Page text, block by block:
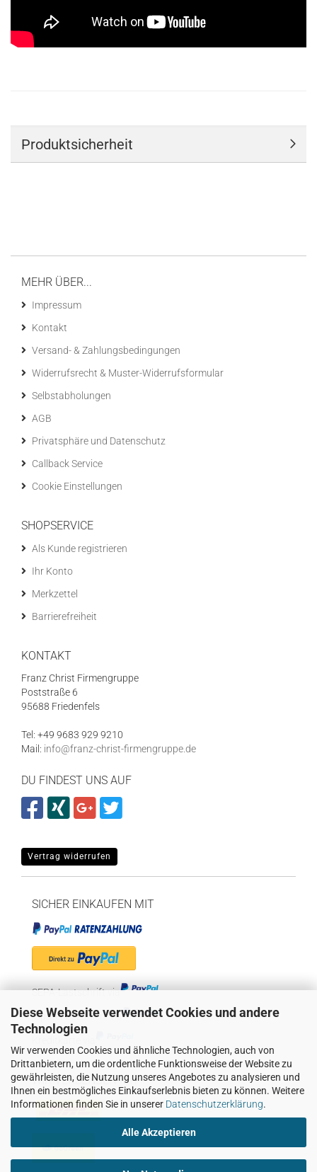
Diese Webseite verwendet Cookies und andere
Technologien
Wir verwenden Cookies und ähnliche Technologien, auch von
Drittanbietern, um die ordentliche Funktionsweise der Website zu
gewährleisten, die Nutzung unseres Angebotes zu analysieren und
Ihnen ein bestmögliches Einkaufserlebnis bieten zu können. Weitere
Informationen finden Sie in unserer Datenschutzerklärung.
Alle Akzeptieren
Produktsicherheit
MEHR ÜBER...
Impressum
Kontakt
Versand- & Zahlungsbedingungen
Widerrufsrecht & Muster-Widerrufsformular
Selbstabholungen
AGB
Privatsphäre und Datenschutz
Callback Service
Cookie Einstellungen
SHOPSERVICE
Als Kunde registrieren
Ihr Konto
Merkzettel
Barrierefreiheit
KONTAKT
Franz Christ Firmengruppe
Poststraße 6
95688 Friedenfels
Tel: +49 9683 929 9210
Mail: info@franz-christ-firmengruppe.de
DU FINDEST UNS AUF
Vertrag widerrufen
SICHER EINKAUFEN MIT
SEPA-Lastschrift via
"Später bezahlen" via
WIR VERSENDEN MIT